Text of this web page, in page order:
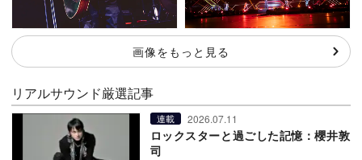
画像をもっと見る
リアルサウンド厳選記事
連載 2026.07.11
ロックスターと過ごした記憶：櫻井敦
司